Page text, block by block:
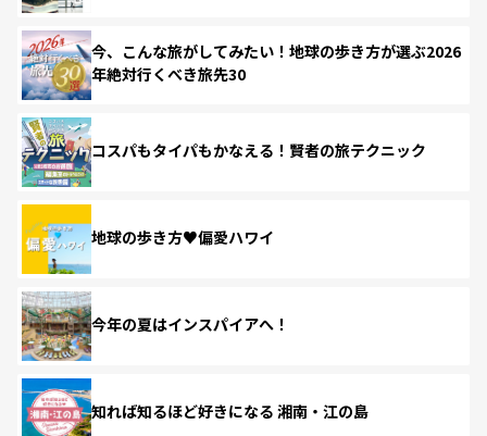
今、こんな旅がしてみたい！地球の歩き方が選ぶ2026
年絶対行くべき旅先30
コスパもタイパもかなえる！賢者の旅テクニック
地球の歩き方♥偏愛ハワイ
今年の夏はインスパイアへ！
知れば知るほど好きになる 湘南・江の島